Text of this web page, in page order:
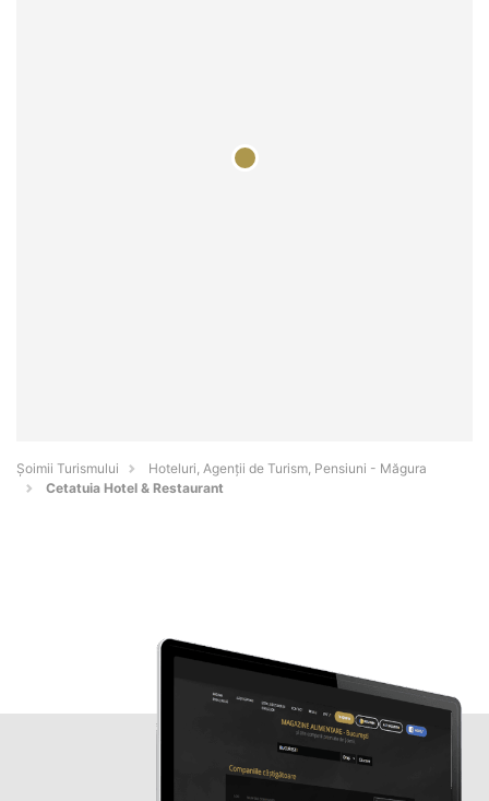
Șoimii Turismului
Hoteluri, Agenții de Turism, Pensiuni - Măgura
Cetatuia Hotel & Restaurant